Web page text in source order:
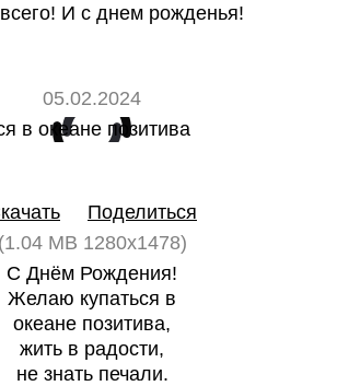
И с днем рожденья!
05.02.2024
Поделиться
(1.04 MB 1280x1478)
С Днём Рождения!
Желаю купаться в
океане позитива,
жить в радости,
не знать печали.